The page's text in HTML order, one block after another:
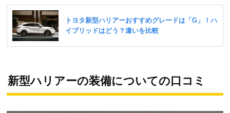
新型ハリアーの装備についての口コミ